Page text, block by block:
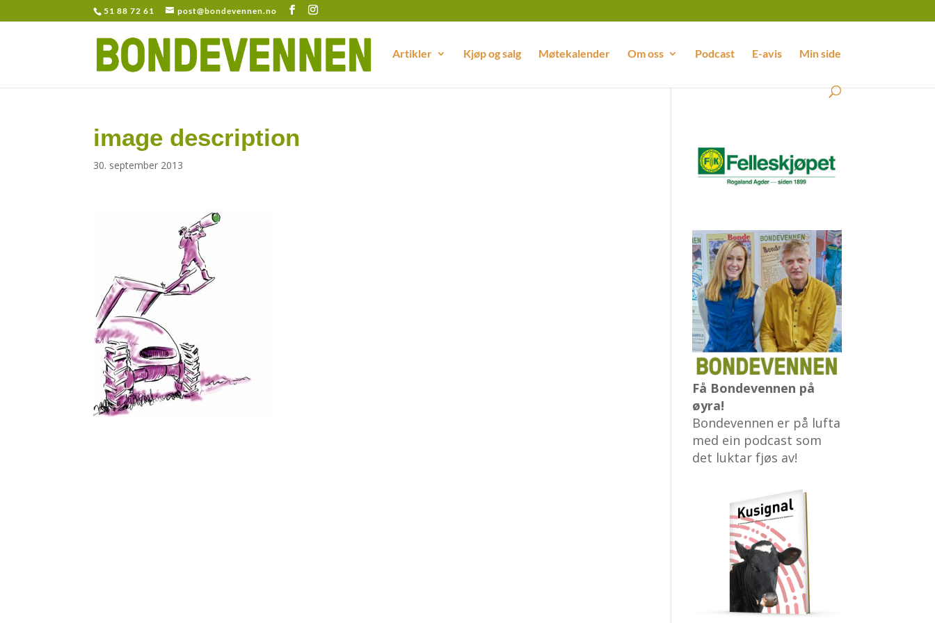
51 88 72 61 post@bondevennen.no
Artikler Kjøp og salg Møtekalender Om oss Podcast E-avis Min side
image description
30. september 2013
Få Bondevennen på
øyra!
Bondevennen er på lufta
med ein podcast som
det luktar fjøs av!